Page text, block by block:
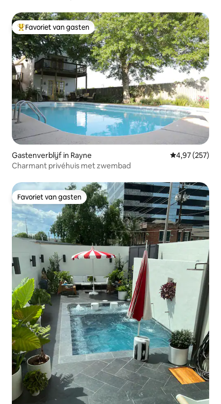
Topfavoriet van gasten
Favoriet van gasten
Gastenverblijf in Rayne Gemiddelde
4,97 (257)
Charmant privéhuis met zwembad
Favoriet van gasten
Favoriet van gasten